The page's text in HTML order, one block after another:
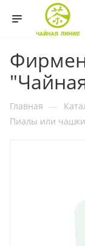
Главная —
Пиалы или